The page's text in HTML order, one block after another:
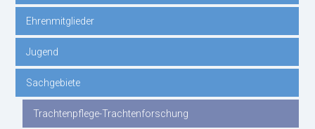
überspringen
Ehrenmitglieder
Jugend
Sachgebiete
Trachtenpflege-Trachtenforschung